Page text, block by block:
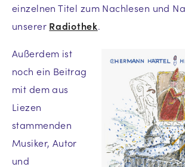
einzelnen Titel zum Nachlesen und
unserer Radiothek.
Außerdem ist
noch ein Beitrag
mit dem aus
Liezen
stammenden
Musiker, Autor
und